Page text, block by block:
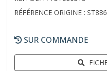
RÉFÉRENCE ORIGINE :
SUR COMMANDE